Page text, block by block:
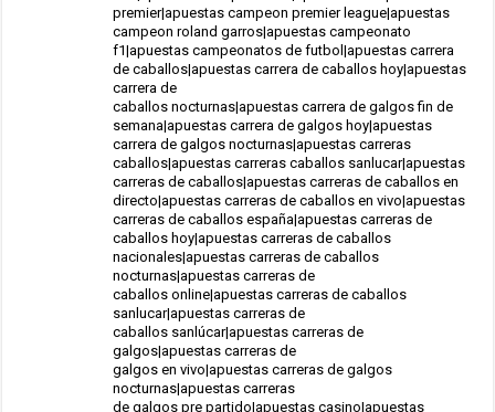
premier|apuestas campeon premier league|apuestas
campeon roland garros|apuestas campeonato
f1|apuestas campeonatos de futbol|apuestas carrera
de caballos|apuestas carrera de caballos hoy|apuestas
carrera de
caballos nocturnas|apuestas carrera de galgos fin de
semana|apuestas carrera de galgos hoy|apuestas
carrera de galgos nocturnas|apuestas carreras
caballos|apuestas carreras caballos sanlucar|apuestas
carreras de caballos|apuestas carreras de caballos en
directo|apuestas carreras de caballos en vivo|apuestas
carreras de caballos españa|apuestas carreras de
caballos hoy|apuestas carreras de caballos
nacionales|apuestas carreras de caballos
nocturnas|apuestas carreras de
caballos online|apuestas carreras de caballos
sanlucar|apuestas carreras de
caballos sanlúcar|apuestas carreras de
galgos|apuestas carreras de
galgos en vivo|apuestas carreras de galgos
nocturnas|apuestas carreras
de galgos pre partido|apuestas casino|apuestas